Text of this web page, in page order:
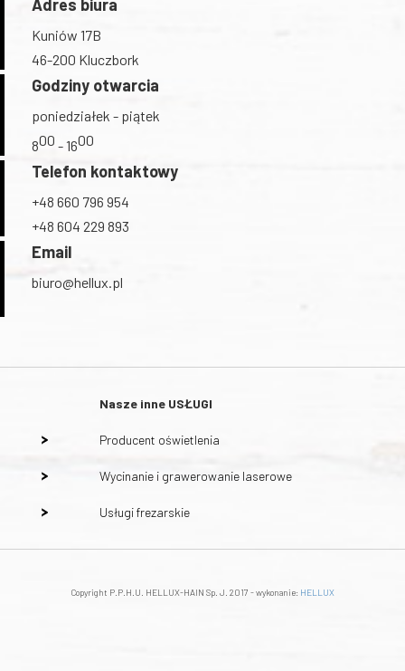
Adres biura
Kuniów 17B
46-200 Kluczbork
Godziny otwarcia
poniedziałek - piątek
800 - 1600
Telefon kontaktowy
+48 660 796 954
+48 604 229 893
Email
biuro@hellux.pl
Nasze inne USŁUGI
Producent oświetlenia
Wycinanie i grawerowanie laserowe
Usługi frezarskie
Copyright P.P.H.U. HELLUX-HAIN Sp. J. 2017 - wykonanie: HELLUX